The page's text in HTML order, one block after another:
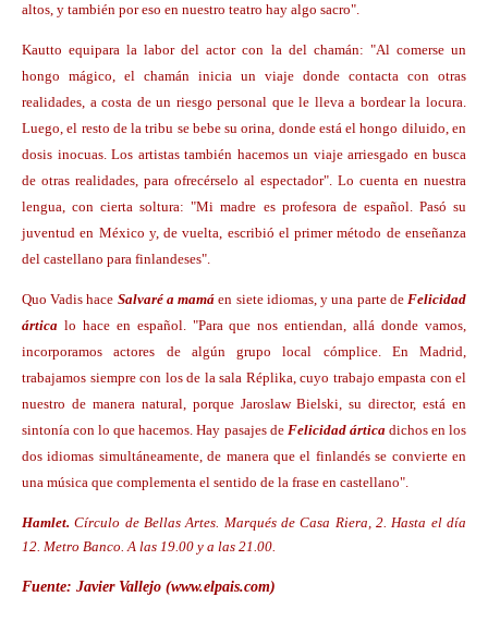
altos, y también por eso en nuestro teatro hay algo sacro".
Kautto equipara la labor del actor con la del chamán: "Al comerse un
hongo mágico, el chamán inicia un viaje donde contacta con otras
realidades, a costa de un riesgo personal que le lleva a bordear la locura.
Luego, el resto de la tribu se bebe su orina, donde está el hongo diluido, en
dosis inocuas. Los artistas también hacemos un viaje arriesgado en busca
de otras realidades, para ofrecérselo al espectador". Lo cuenta en nuestra
lengua, con cierta soltura: "Mi madre es profesora de español. Pasó su
juventud en México y, de vuelta, escribió el primer método de enseñanza
del castellano para finlandeses".
Quo Vadis hace Salvaré a mamá en siete idiomas, y una parte deFelicidad
ártica lo hace en español. "Para que nos entiendan, allá donde vamos,
incorporamos actores de algún grupo local cómplice. En Madrid,
trabajamos siempre con los de la sala Réplika, cuyo trabajo empasta con el
nuestro de manera natural, porque Jaroslaw Bielski, su director, está en
sintonía con lo que hacemos. Hay pasajes de Felicidad árticadichos en los
dos idiomas simultáneamente, de manera que el finlandés se convierte en
una música que complementa el sentido de la frase en castellano".
Hamlet.Círculo de Bellas Artes. Marqués de Casa Riera, 2. Hasta el día
12. Metro Banco. A las 19.00 y a las 21.00.
Fuente: Javier Vallejo (www.elpais.com)